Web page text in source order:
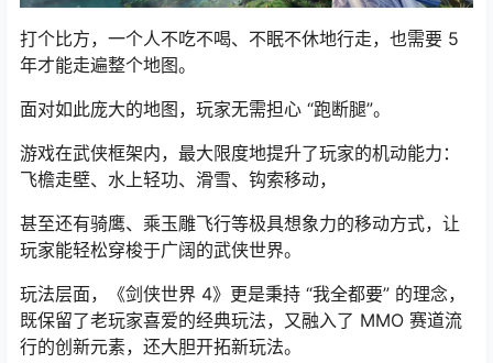
打个比方，一个人不吃不喝、不眠不休地行走，也需要 5
年才能走遍整个地图。
面对如此庞大的地图，玩家无需担心 “跑断腿”。
游戏在武侠框架内，最大限度地提升了玩家的机动能力：
飞檐走壁、水上轻功、滑雪、钩索移动，
甚至还有骑鹰、乘玉雕飞行等极具想象力的移动方式，让
玩家能轻松穿梭于广阔的武侠世界。
玩法层面，《剑侠世界 4》更是秉持 “我全都要” 的理念，
既保留了老玩家喜爱的经典玩法，又融入了 MMO 赛道流
行的创新元素，还大胆开拓新玩法。